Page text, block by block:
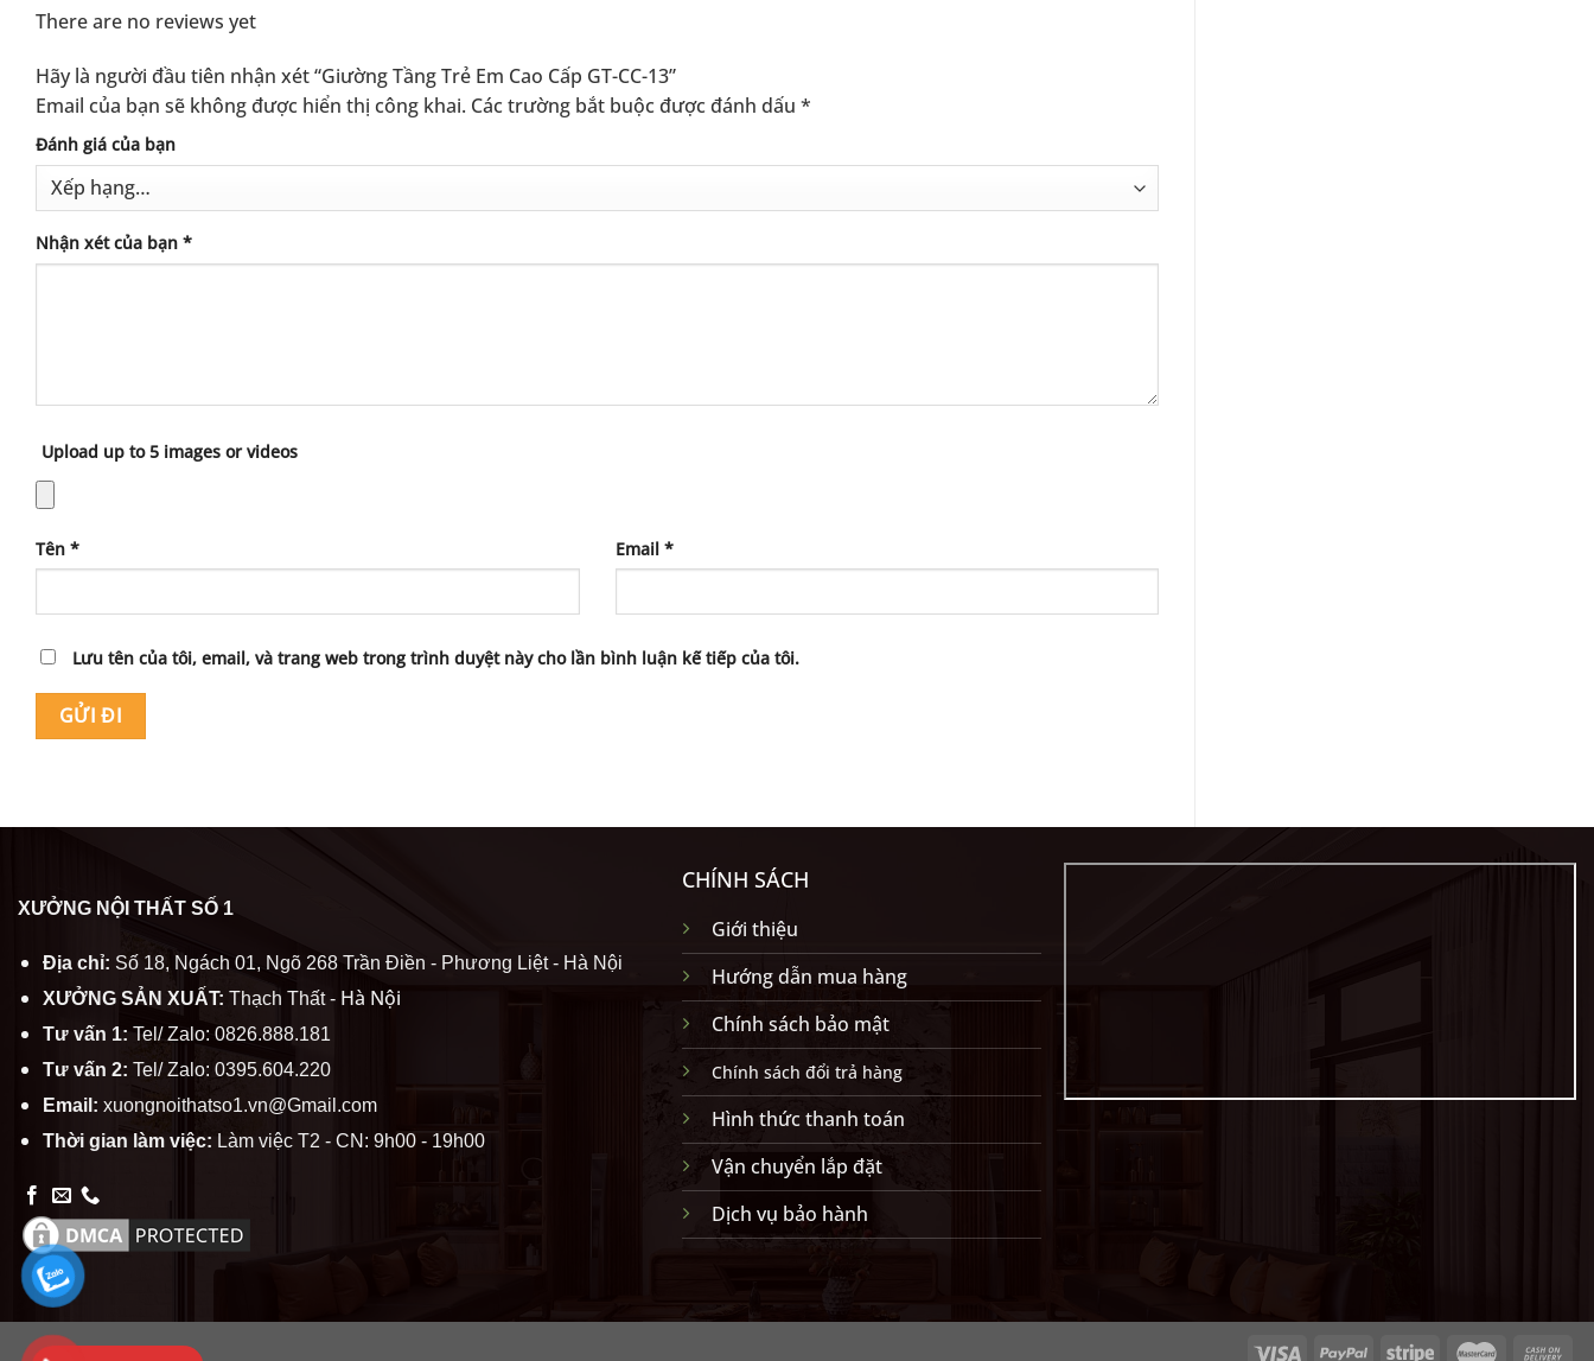
There are no reviews yet
Hãy là người đầu tiên nhận xét “Giường Tầng Trẻ Em Cao Cấp GT-CC-13”
Email của bạn sẽ không được hiển thị công khai. Các trường bắt buộc được đánh dấu *
Đánh giá của bạn
Nhận xét của bạn *
Upload up to 5 images or videos
Tên * Email *
Lưu tên của tôi, email, và trang web trong trình duyệt này cho lần bình luận kế tiếp của tôi.
Alternative:
XƯỞNG NỘI THẤT SỐ 1
Địa chỉ: Số 18, Ngách 01, Ngõ 268 Trần Điền - Phương Liệt - Hà Nội
XƯỞNG SẢN XUẤT: Thạch Thất -Hà Nội
Tư vấn 1: Tel/ Zalo: 0826.888.181
Tư vấn 2: Tel/ Zalo: 0395.604.220
Email: xuongnoithatso1.vn@Gmail.com
Thời gian làm việc: Làm việc T2 - CN: 9h00 - 19h00
CHÍNH SÁCH
Giới thiệu
Hướng dẫn mua hàng
Chính sách bảo mật
Chính sách đổi trả hàng
Hình thức thanh toán
Vận chuyển lắp đặt
Dịch vụ bảo hành